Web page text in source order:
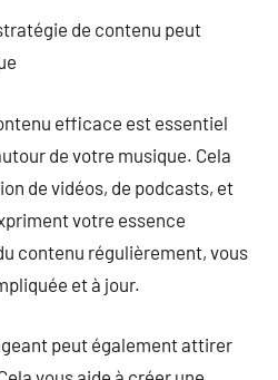
de contenu peut
efficace est essentiel
de votre musique. Cela
de vidéos, de podcasts, et
votre essence
contenu régulièrement, vous
et à jour.
peut également attirer